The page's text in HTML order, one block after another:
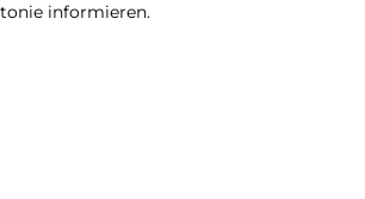
informieren.
deinen Schlaf tracken. Du erfährst